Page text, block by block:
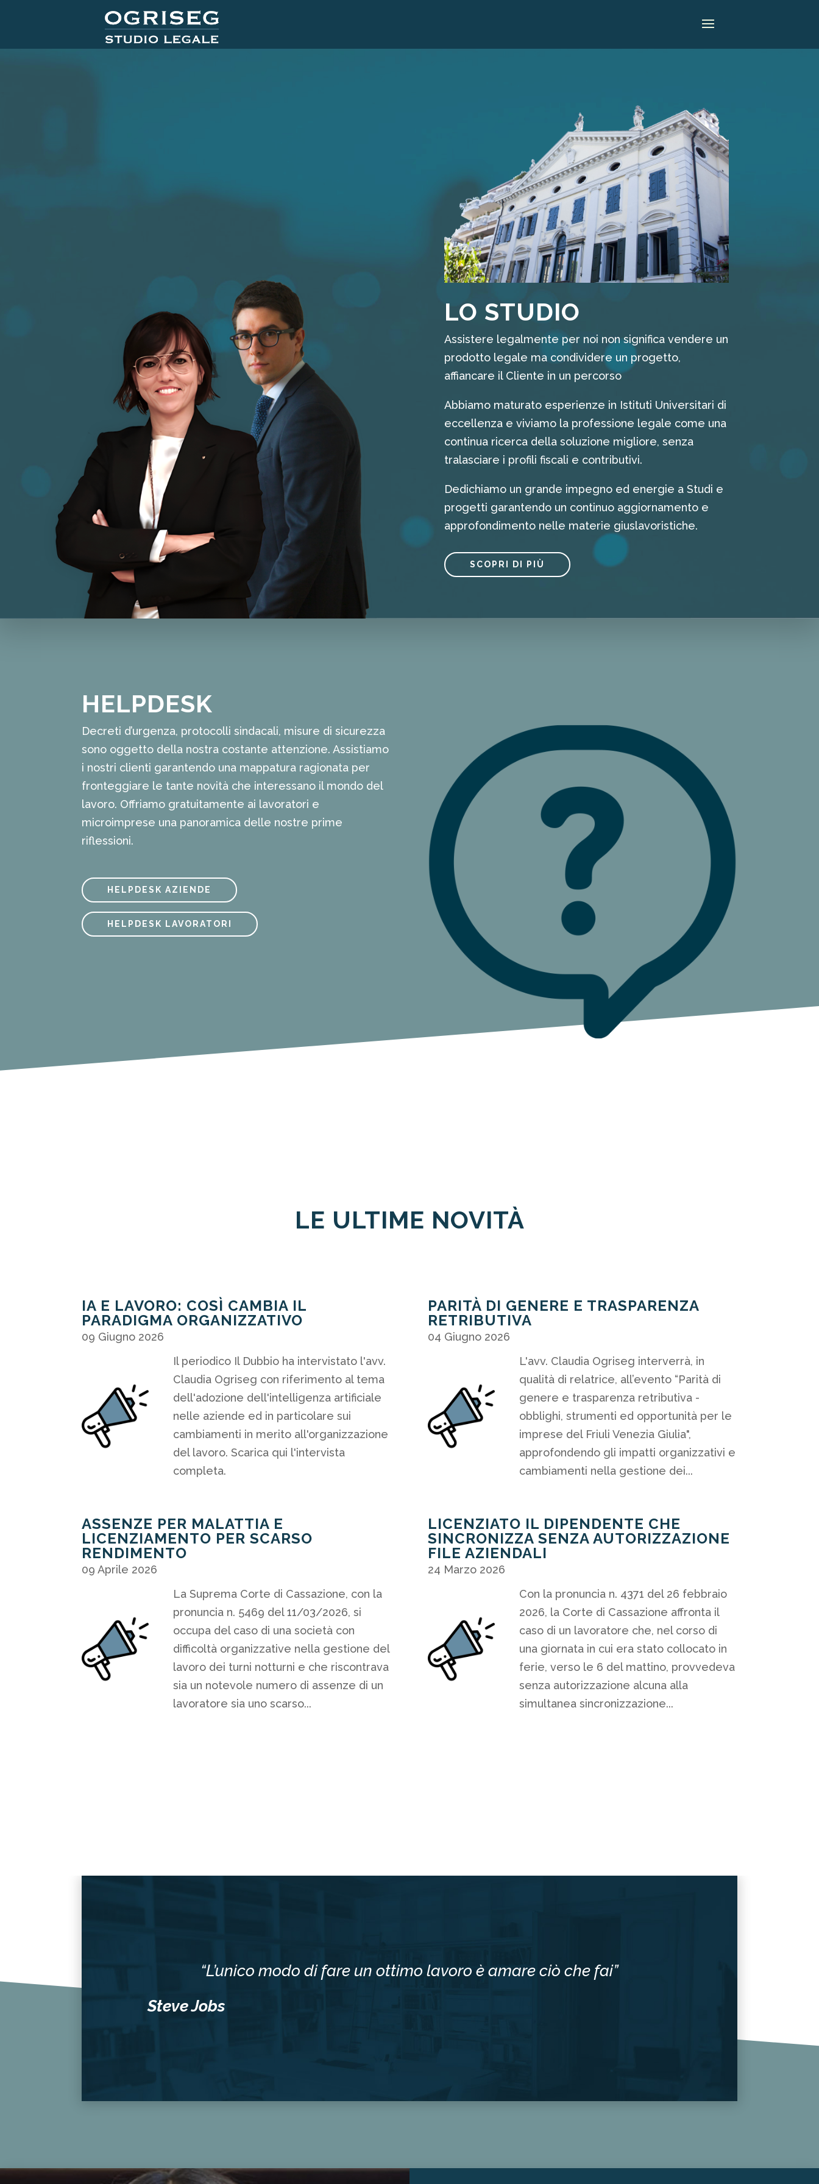
LO STUDIO
Assistere legalmente per noi non significa vendere un
prodotto legale ma condividere un progetto,
affiancare il Cliente in un percorso
Abbiamo maturato esperienze in Istituti Universitari di
eccellenza e viviamo la professione legale come una
continua ricerca della soluzione migliore, senza
tralasciare i profili fiscali e contributivi.
Dedichiamo un grande impegno ed energie a Studi e
progetti garantendo un continuo aggiornamento e
approfondimento nelle materie giuslavoristiche.
SCOPRI DI PIÙ
HELPDESK
Decreti d’urgenza, protocolli sindacali, misure di sicurezza
sono oggetto della nostra costante attenzione. Assistiamo
i nostri clienti garantendo una mappatura ragionata per
fronteggiare le tante novità che interessano il mondo del
lavoro. Offriamo gratuitamente ai lavoratori e
microimprese una panoramica delle nostre prime
riflessioni.
HELPDESK AZIENDE
HELPDESK LAVORATORI
LE ULTIME NOVITÀ
IA E LAVORO: COSÌ CAMBIA IL
PARADIGMA ORGANIZZATIVO
09 Giugno 2026
Il periodico Il Dubbio ha intervistato l'avv.
Claudia Ogriseg con riferimento al tema
dell'adozione dell'intelligenza artificiale
nelle aziende ed in particolare sui
cambiamenti in merito all'organizzazione
del lavoro. Scarica qui l'intervista
completa.
ASSENZE PER MALATTIA E
LICENZIAMENTO PER SCARSO
RENDIMENTO
09 Aprile 2026
La Suprema Corte di Cassazione, con la
pronuncia n. 5469 del 11/03/2026, si
occupa del caso di una società con
difficoltà organizzative nella gestione del
lavoro dei turni notturni e che riscontrava
sia un notevole numero di assenze di un
lavoratore sia uno scarso...
PARITÀ DI GENERE E TRASPARENZA
RETRIBUTIVA
04 Giugno 2026
L'avv. Claudia Ogriseg interverrà, in
qualità di relatrice, all’evento “Parità di
genere e trasparenza retributiva -
obblighi, strumenti ed opportunità per le
imprese del Friuli Venezia Giulia",
approfondendo gli impatti organizzativi e
cambiamenti nella gestione dei...
LICENZIATO IL DIPENDENTE CHE
SINCRONIZZA SENZA AUTORIZZAZIONE
FILE AZIENDALI
24 Marzo 2026
Con la pronuncia n. 4371 del 26 febbraio
2026, la Corte di Cassazione affronta il
caso di un lavoratore che, nel corso di
una giornata in cui era stato collocato in
ferie, verso le 6 del mattino, provvedeva
senza autorizzazione alcuna alla
simultanea sincronizzazione...
“L’unico modo di fare un ottimo lavoro è amare ciò che fai”
Steve Jobs